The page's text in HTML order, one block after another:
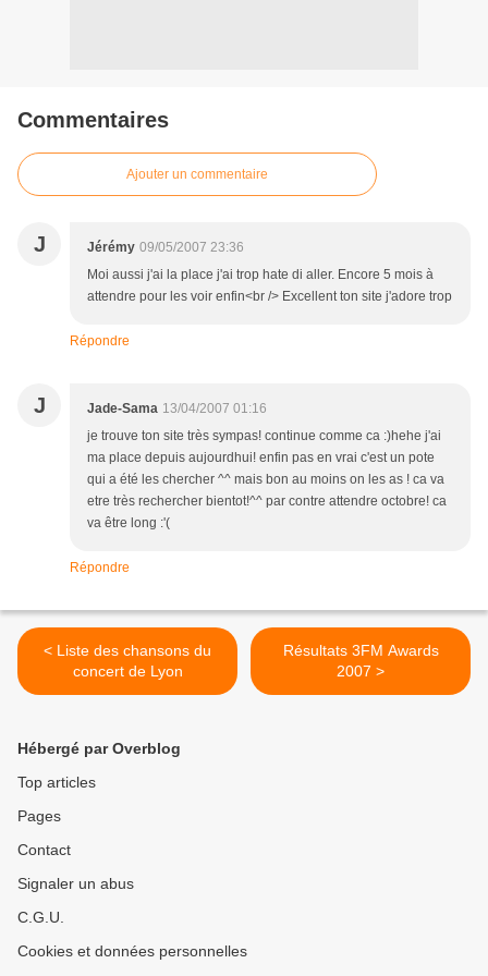
Commentaires
Ajouter un commentaire
J Jérémy 09/05/2007 23:36
Moi aussi j'ai la place j'ai trop hate di aller. Encore 5 mois à
attendre pour les voir enfin<br /> Excellent ton site j'adore trop
Répondre
J Jade-Sama 13/04/2007 01:16
je trouve ton site très sympas! continue comme ca :)hehe j'ai
ma place depuis aujourdhui! enfin pas en vrai c'est un pote
qui a été les chercher ^^ mais bon au moins on les as ! ca va
etre très rechercher bientot!^^ par contre attendre octobre! ca
va être long :'(
Répondre
< Liste des chansons du
concert de Lyon
Résultats 3FM Awards
2007 >
Hébergé par Overblog
Top articles
Pages
Contact
Signaler un abus
C.G.U.
Cookies et données personnelles